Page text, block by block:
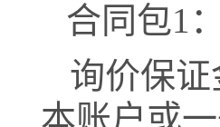
合同包1
询价保
本账户或